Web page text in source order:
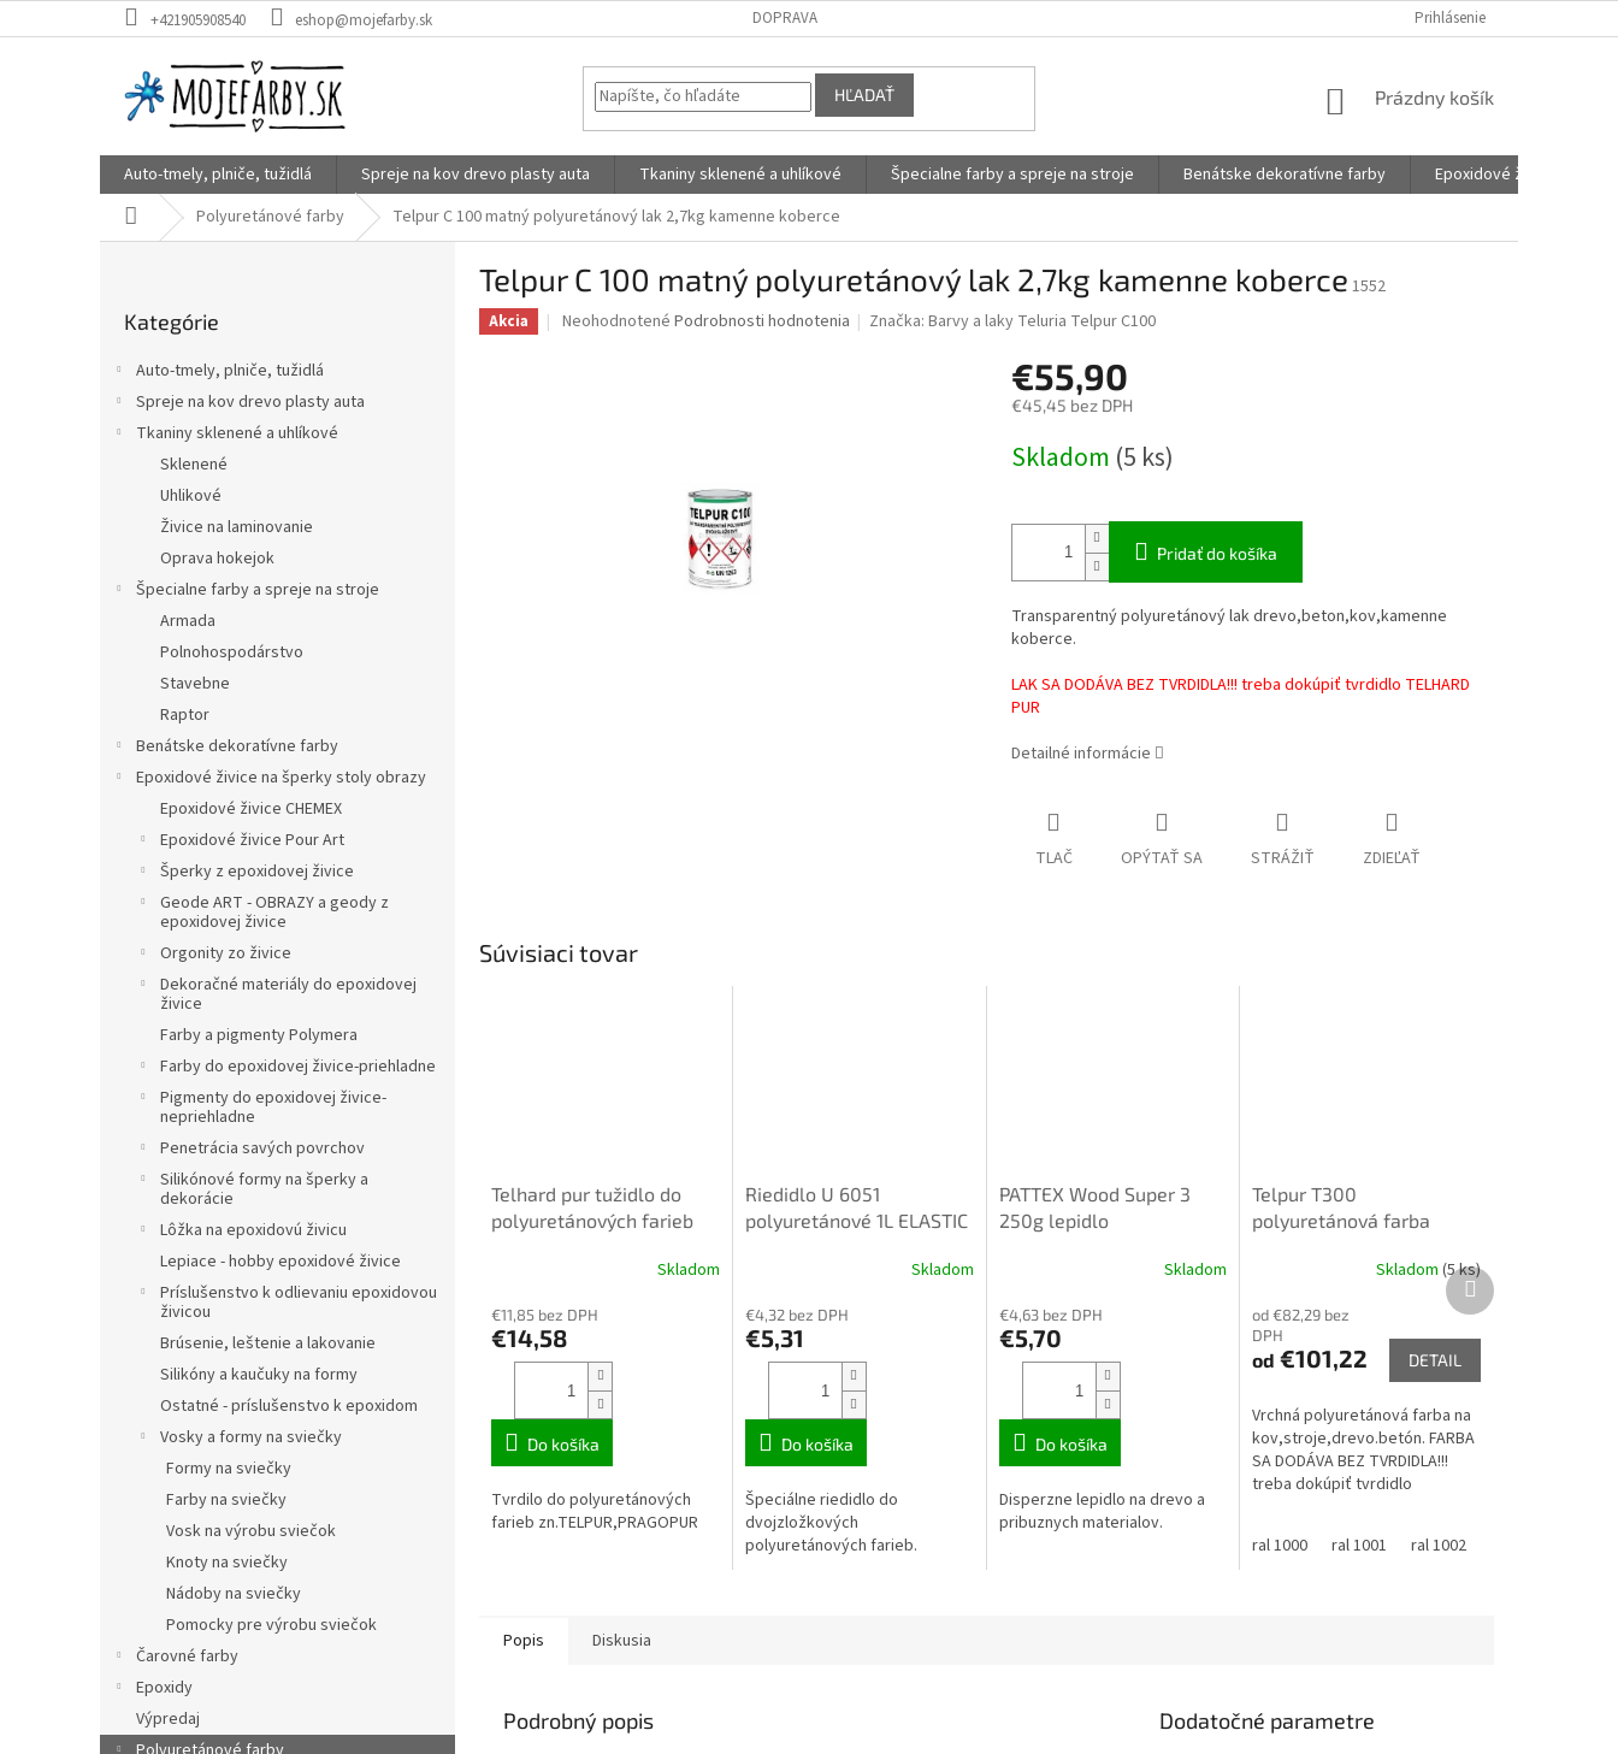
na
+421905908540 eshop@mojefarby.sk DOPRAVA Prihlásenie
HĽADAŤ
NÁKUPNÝ
Prázdny košík
Auto-tmely, plniče, tužidlá Spreje na kov drevo plasty auta Tkaniny sklenené a uhlíkové Špecialne farby a spreje na stroje Benátske dekoratívne farby
Epoxidové živice na
DomovPolyuretánové farby Telpur C 100 matný polyuretánový lak 2,7kg kamenne koberce
kategórie
Kategórie
Auto-tmely, plniče, tužidlá
Spreje na kov drevo plasty auta
Tkaniny sklenené a uhlíkové
Sklenené
Uhlikové
Živice na laminovanie
Oprava hokejok
Špecialne farby a spreje na stroje
Armada
Polnohospodárstvo
Stavebne
Raptor
Benátske dekoratívne farby
Epoxidové živice na šperky stoly obrazy
Epoxidové živice CHEMEX
Epoxidové živice Pour Art
Šperky z epoxidovej živice
Geode ART - OBRAZY a geody z
epoxidovej živice
Orgonity zo živice
Dekoračné materiály do epoxidovej
živice
Farby a pigmenty Polymera
Farby do epoxidovej živice-priehladne
Pigmenty do epoxidovej živice-
nepriehladne
Penetrácia savých povrchov
Silikónové formy na šperky a
dekorácie
Lôžka na epoxidovú živicu
Lepiace - hobby epoxidové živice
Príslušenstvo k odlievaniu epoxidovou
živicou
Brúsenie, leštenie a lakovanie
Silikóny a kaučuky na formy
Ostatné - príslušenstvo k epoxidom
Vosky a formy na sviečky
Formy na sviečky
Farby na sviečky
Vosk na výrobu sviečok
Knoty na sviečky
Nádoby na sviečky
Pomocky pre výrobu sviečok
Čarovné farby
Epoxidy
Výpredaj
Telpur C 100 matný polyuretánový lak 2,7kg kamenne koberce 1552
Akcia
Priemerné
Neohodnotené Podrobnosti hodnotenia Značka:Barvy a laky Teluria Telpur C100
€55,90
€45,45 bez DPH
cena:
Skladom (5 ks)
Pridať do košíka
Transparentný polyuretánový lak drevo,beton,kov,kamenne
koberce.
LAK SA DODÁVA BEZ TVRDIDLA!!! treba dokúpiť tvrdidlo TELHARD
PUR
Detailné informácie
TLAČ OPÝTAŤ SA STRÁŽIŤ ZDIEĽAŤ
Súvisiaci tovar
Telhard pur tužidlo do
polyuretánových farieb
Skladom
€11,85 bez DPH
€14,58
Do košíka
Tvrdilo do polyuretánových
farieb zn.TELPUR,PRAGOPUR
Riedidlo U 6051
polyuretánové 1L ELASTIC
Skladom
€4,32 bez DPH
€5,31
Do košíka
Špeciálne riedidlo do
dvojzložkových
polyuretánových farieb.
PATTEX Wood Super 3
250g lepidlo
Skladom
€4,63 bez DPH
€5,70
Do košíka
Disperzne lepidlo na drevo a
pribuznych materialov.
Telpur T300
polyuretánová farba
vzorkovníka ral pozri
Skladom (5 ks)
od €82,29 bez
DPH
od €101,22 DETAIL
Vrchná polyuretánová farba na
kov,stroje,drevo.betón. FARBA
SA DODÁVA BEZ TVRDIDLA!!!
treba dokúpiť tvrdidlo
nedá sa...
ral 1000 ral 1001 ral 1002
Ďalší
produkt
Popis Diskusia
Podrobný popis Dodatočné parametre